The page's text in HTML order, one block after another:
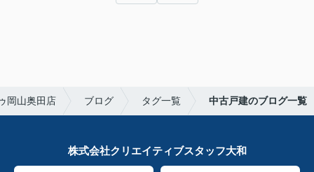
岡山奥田店 ブログ タグ一覧 中古戸建のブログ一覧
株式会社クリエイティブスタッフ大和